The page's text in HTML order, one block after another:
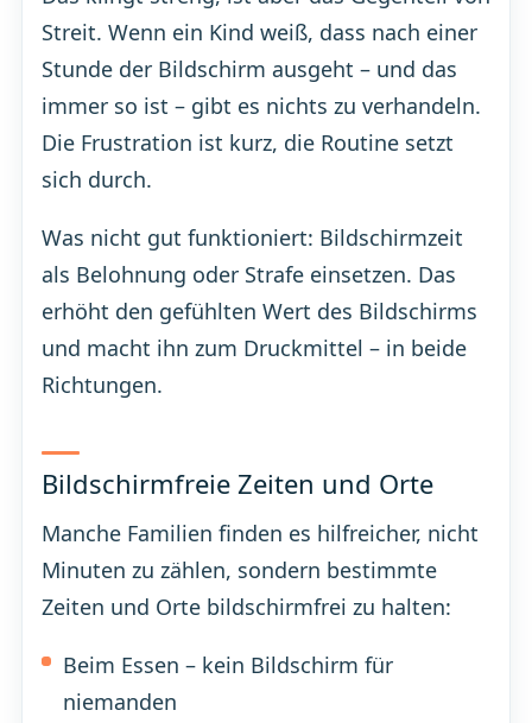
Streit. Wenn ein Kind weiß, dass nach einer
Stunde der Bildschirm ausgeht – und das
immer so ist – gibt es nichts zu verhandeln.
Die Frustration ist kurz, die Routine setzt
sich durch.
Was nicht gut funktioniert: Bildschirmzeit
als Belohnung oder Strafe einsetzen. Das
erhöht den gefühlten Wert des Bildschirms
und macht ihn zum Druckmittel – in beide
Richtungen.
Bildschirmfreie Zeiten und Orte
Manche Familien finden es hilfreicher, nicht
Minuten zu zählen, sondern bestimmte
Zeiten und Orte bildschirmfrei zu halten:
Beim Essen – kein Bildschirm für
niemanden